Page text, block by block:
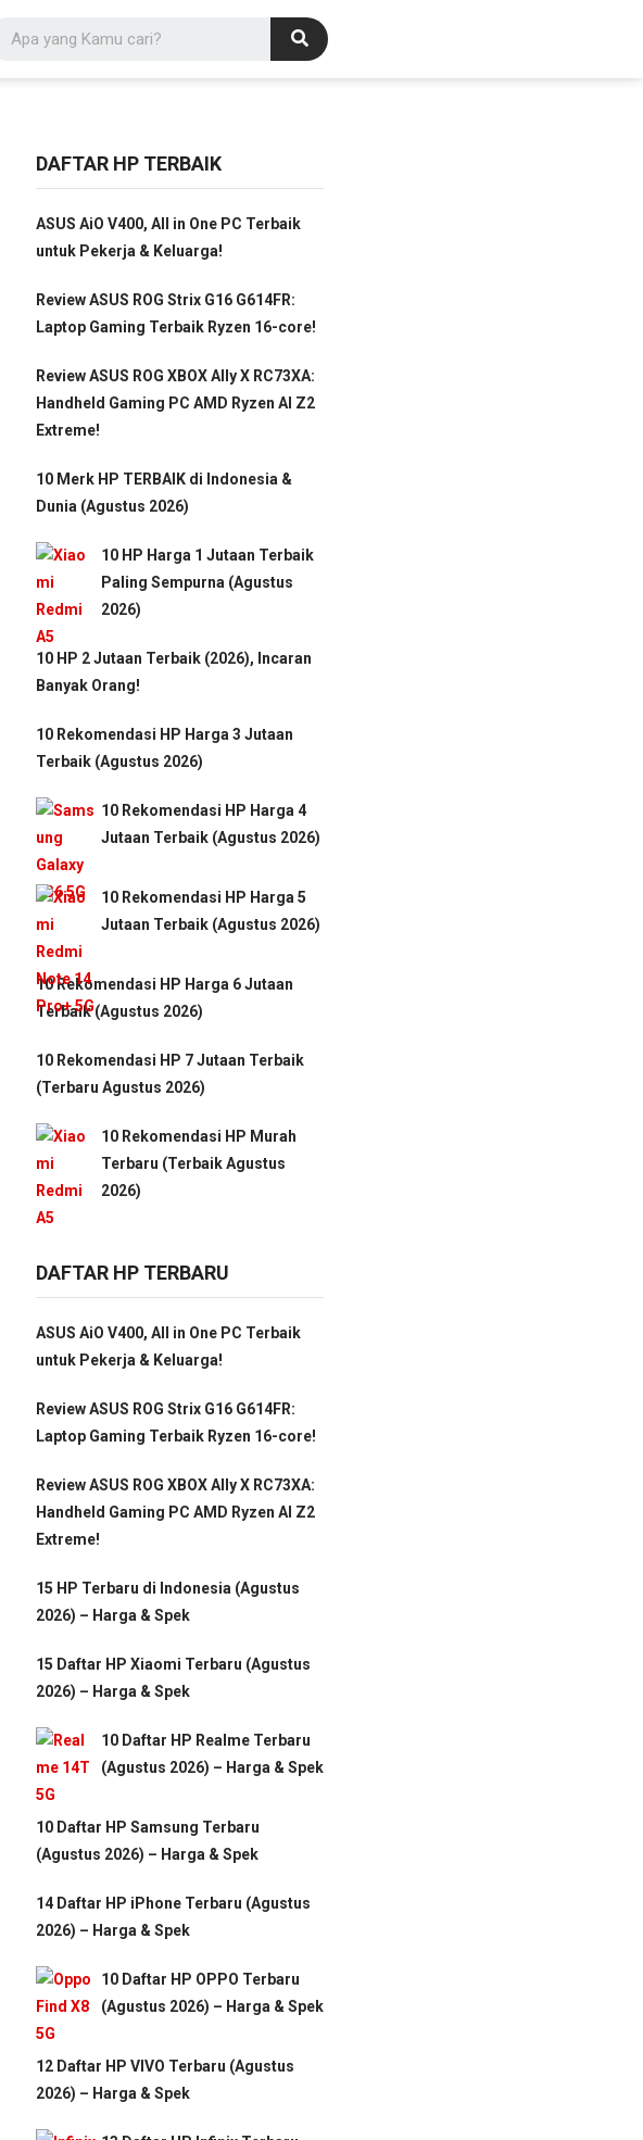
DAFTAR HP TERBAIK
ASUS AiO V400, All in One PC Terbaik
untuk Pekerja & Keluarga!
Review ASUS ROG Strix G16 G614FR:
Laptop Gaming Terbaik Ryzen 16-core!
Review ASUS ROG XBOX Ally X RC73XA:
Handheld Gaming PC AMD Ryzen AI Z2
Extreme!
10 Merk HP TERBAIK di Indonesia &
Dunia (Agustus 2026)
10 HP Harga 1 Jutaan Terbaik
Paling Sempurna (Agustus
2026)
10 HP 2 Jutaan Terbaik (2026), Incaran
Banyak Orang!
10 Rekomendasi HP Harga 3 Jutaan
Terbaik (Agustus 2026)
10 Rekomendasi HP Harga 4
Jutaan Terbaik (Agustus 2026)
10 Rekomendasi HP Harga 5
Jutaan Terbaik (Agustus 2026)
10 Rekomendasi HP Harga 6 Jutaan
Terbaik (Agustus 2026)
10 Rekomendasi HP 7 Jutaan Terbaik
(Terbaru Agustus 2026)
10 Rekomendasi HP Murah
Terbaru (Terbaik Agustus
2026)
DAFTAR HP TERBARU
ASUS AiO V400, All in One PC Terbaik
untuk Pekerja & Keluarga!
Review ASUS ROG Strix G16 G614FR:
Laptop Gaming Terbaik Ryzen 16-core!
Review ASUS ROG XBOX Ally X RC73XA:
Handheld Gaming PC AMD Ryzen AI Z2
Extreme!
15 HP Terbaru di Indonesia (Agustus
2026) – Harga & Spek
15 Daftar HP Xiaomi Terbaru (Agustus
2026) – Harga & Spek
10 Daftar HP Realme Terbaru
(Agustus 2026) – Harga & Spek
10 Daftar HP Samsung Terbaru
(Agustus 2026) – Harga & Spek
14 Daftar HP iPhone Terbaru (Agustus
2026) – Harga & Spek
10 Daftar HP OPPO Terbaru
(Agustus 2026) – Harga & Spek
12 Daftar HP VIVO Terbaru (Agustus
2026) – Harga & Spek